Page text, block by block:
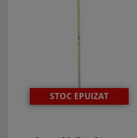
STOC EPUIZAT